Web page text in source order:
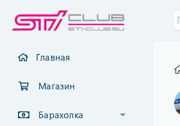
Главная
Магазин
Барахолка